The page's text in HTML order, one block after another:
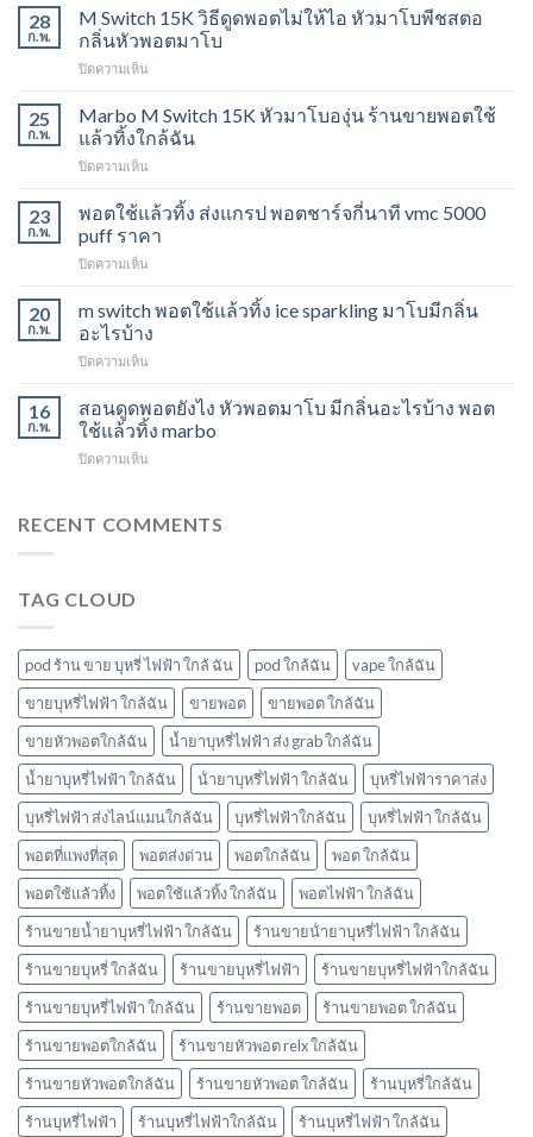
28
ก.พ.
M Switch 15K วิธีดูดพอตไม่ให้ไอ หัวมาโบพีชสตอ
กลิ่นหัวพอตมาโบ
ปิดความเห็น
Switch
15K
วิธี
ดูด
ไม่
ให้
หัว
โบ
พีช
พอ
ตมา
25
ก.พ.
Marbo M Switch 15K หัวมาโบองุ่น ร้านขายพอตใช้
แล้วทิ้งใกล้ฉัน
ปิดความเห็น
M
15K
หัว
โบ
องุ่น
ขาย
ใช้
แล้ว
23
ก.พ.
พอตใช้แล้วทิ้ง ส่งแกรป พอตชาร์จกี่นาที vmc 5000
puff ราคา
ปิดความเห็น
ทิ้ง
ส่ง
พอต
ชาร์จ
นาที
puff
20
ก.พ.
m switch พอตใช้แล้วทิ้ง ice sparkling มาโบมีกลิ่น
อะไรบ้าง
ปิดความเห็น
switch
พอต
ใช้
แล้ว
sparkling
16
ก.พ.
สอนดูดพอตยังไง หัวพอตมาโบ มีกลิ่นอะไรบ้าง พอต
ใช้แล้วทิ้ง marbo
ปิดความเห็น
พอ
โบ
มี
กลิ่น
อะไร
พอต
ใช้
แล้ว
ทิ้ง
marbo
RECENT COMMENTS
TAG CLOUD
pod ร้าน ขาย บุหรี่ ไฟฟ้า ใกล้ ฉัน pod ใกล้ฉัน
vape ใกล้ฉัน
ขายบุหรี่ไฟฟ้า ใกล้ฉัน
ขายพอต
ขายพอต ใกล้ฉัน
ขายหัวพอตใกล้ฉัน
น้ำยาบุหรี่ไฟฟ้า ส่ง grab ใกล้ฉัน
น้ำยาบุหรี่ไฟฟ้า ใกล้ฉัน
น้ํายาบุหรี่ไฟฟ้า ใกล้ฉัน
บุหรี่ไฟฟ้าราคาส่ง
บุหรี่ไฟฟ้า ส่งไลน์แมนใกล้ฉัน
บุหรี่ไฟฟ้าใกล้ฉัน
บุหรี่ไฟฟ้า ใกล้ฉัน
พอตที่แพงที่สุด
พอตส่งด่วน พอตใกล้ฉัน
พอต ใกล้ฉัน
พอตใช้แล้วทิ้ง
พอตใช้แล้วทิ้ง ใกล้ฉัน
พอตไฟฟ้า ใกล้ฉัน
ร้านขายน้ำยาบุหรี่ไฟฟ้า ใกล้ฉัน
ร้านขายน้ํายาบุหรี่ไฟฟ้า ใกล้ฉัน
ร้านขายบุหรี่ ใกล้ฉัน
ร้านขายบุหรี่ไฟฟ้า
ร้านขายบุหรี่ไฟฟ้าใกล้ฉัน
ร้านขายบุหรี่ไฟฟ้า ใกล้ฉัน
ร้านขายพอต
ร้านขายพอต ใกล้ฉัน
ร้านขายพอตใกล้ฉัน
ร้านขายหัวพอต relx ใกล้ฉัน
ร้านขายหัวพอตใกล้ฉัน
ร้านขายหัวพอต ใกล้ฉัน
ร้านบุหรี่ใกล้ฉัน
ร้านบุหรี่ไฟฟ้า
ร้านบุหรี่ไฟฟ้าใกล้ฉัน
ร้านบุหรี่ไฟฟ้า ใกล้ฉัน